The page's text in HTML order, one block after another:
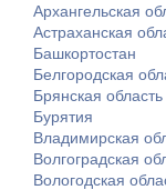
Архангельская
Астраханская
Башкортостан
Белгородская
Брянская область
Бурятия
Владимирская
Волгоградская
Вологодская